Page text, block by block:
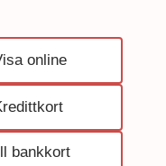
online
bankkort